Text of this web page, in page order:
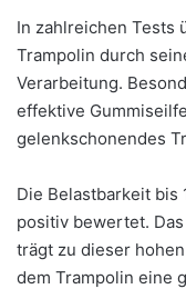
In zahlreichen Tests
Trampolin durch
Verarbeitung.
effektive
gelenkschonendes
Die Belastbarkeit bis
positiv bewertet.
trägt zu dieser
dem Trampolin eine